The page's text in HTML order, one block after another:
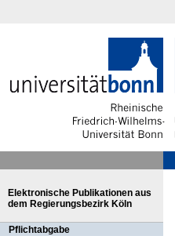
Elektronische Publikationen aus
dem Regierungsbezirk Köln
Pflichtabgabe